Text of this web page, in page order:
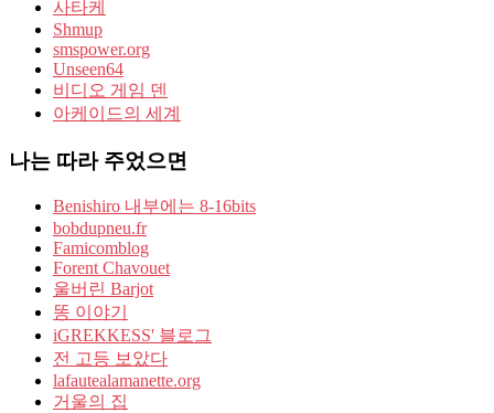
사타케
Shmup
smspower.org
Unseen64
비디오 게임 덴
아케이드의 세계
나는 따라 주었으면
Benishiro 내부에는 8-16bits
bobdupneu.fr
Famicomblog
Forent Chavouet
울버린 Barjot
똥 이야기
iGREKKESS' 블로그
전 고등 보았다
lafautealamanette.org
거울의 집